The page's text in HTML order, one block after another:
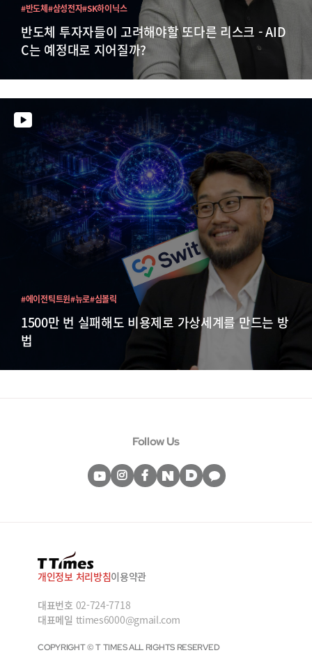
반도체 투자자들이 고려해야할 또다른 리스크 - AID
C는 예정대로 지어질까?
#반도체#삼성전자#SK하이닉스
1500만 번 실패해도 비용제로 가상세계를 만드는 방
법
#에이전틱트윈#뉴로#심볼릭
Follow Us
개인정보 처리방침이용약관
대표번호 02-724-7718
대표메일 ttimes6000@gmail.com
COPYRIGHT © T TIMES ALL RIGHTS RESERVED